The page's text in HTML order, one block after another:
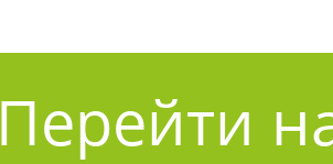
Перейти